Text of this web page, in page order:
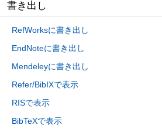
書き出し
RefWorksに書き出し
EndNoteに書き出し
Mendeleyに書き出し
Refer/BibIXで表示
RISで表示
BibTeXで表示